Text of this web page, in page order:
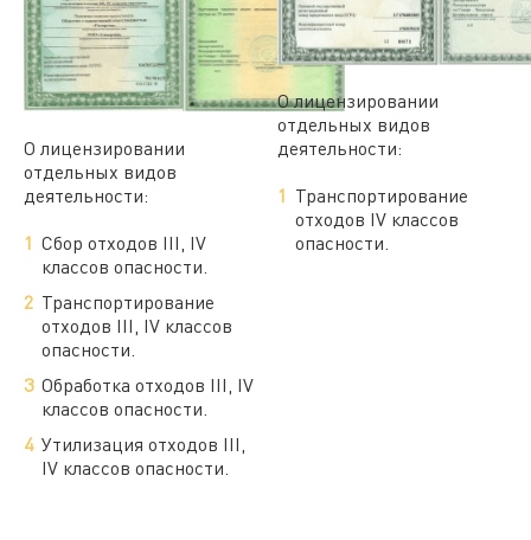
О лицензировании
отдельных видов
деятельности:
Сбор отходов III, IV
классов опасности.
Транспортирование
отходов III, IV классов
опасности.
Обработка отходов III, IV
классов опасности.
Утилизация отходов III,
IV классов опасности.
О лицензировании
отдельных видов
деятельности:
Транспортирование
отходов IV классов
опасности.